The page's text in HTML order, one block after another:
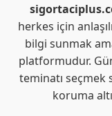
herkes için
bilgi sunmak
platformudur.
teminatı seçmek
koruma